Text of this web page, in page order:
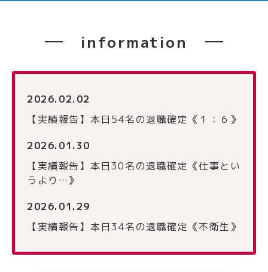
information
2026.02.02
【実績報告】本日54名の退職確定《１：６》
2026.01.30
【実績報告】本日30名の退職確定《仕事とい
うより…》
2026.01.29
【実績報告】本日34名の退職確定《不衛生》